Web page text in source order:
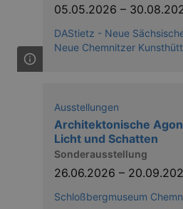
05.05.2026 –
DAStietz - Neue
Neue Chemnitzer
Ausstellungen
Architektonische
Licht und Schatten
Sonderausstellung
26.06.2026 –
Schloßbergmuseum
Cross-Site Request Forgery
Analytics - which is a
used analytics service. This
a randomly
in each page request
and campaign data for the
after 2 years, although